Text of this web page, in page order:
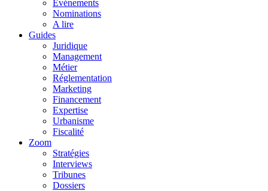
Evénements
Nominations
A lire
Guides
Juridique
Management
Métier
Réglementation
Marketing
Financement
Expertise
Urbanisme
Fiscalité
Zoom
Stratégies
Interviews
Tribunes
Dossiers